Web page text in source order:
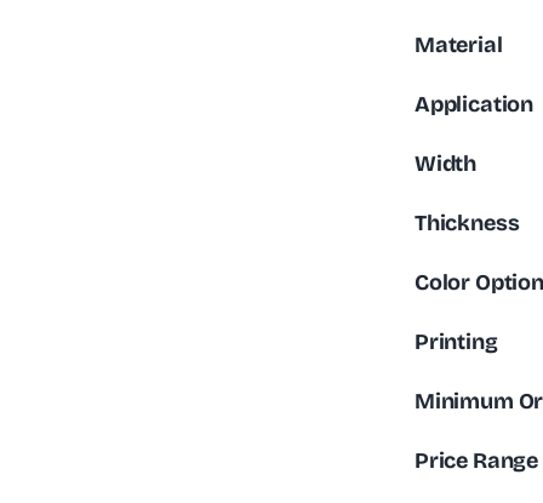
Material
Application
Width
Thickness
Color
Printing
Minimum
Price Range